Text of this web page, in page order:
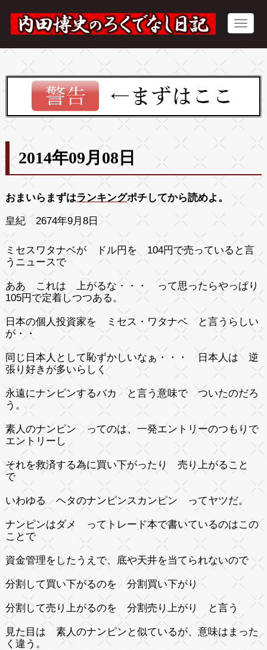
2014年09月08日
おまいらまずはランキングポチしてから読めよ。
皇紀 2674年9月8日
ミセスワタナベが ドル円を 104円で売っていると言
うニュースで
ああ これは 上がるな・・・ って思ったらやっぱり
105円で定着しつつある。
日本の個人投資家を ミセス・ワタナベ と言うらしい
が・・
同じ日本人として恥ずかしいなぁ・・・ 日本人は 逆
張り好きが多いらしく
永遠にナンピンするバカ と言う意味で ついたのだろ
う。
素人のナンピン ってのは、一発エントリーのつもりで
エントリーし
それを救済する為に買い下がったり 売り上がること
で
いわゆる ヘタのナンピンスカンピン ってヤツだ。
ナンピンはダメ ってトレード本で書いているのはこの
ことで
資金管理をしたうえで、底や天井を当てられないので
分割して買い下がるのを 分割買い下がり
分割して売り上がるのを 分割売り上がり と言う
見た目は 素人のナンピンと似ているが、意味はまった
く違う。